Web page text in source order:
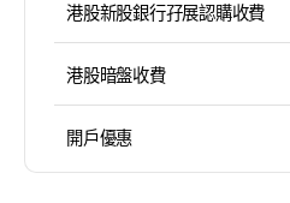
港股新股銀行孖展認購收費
港股暗盤收費
開戶優惠